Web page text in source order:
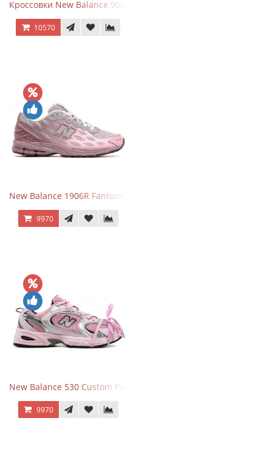
Кроссовки New Balance 9060 Triple Black
10570
New Balance 1906R Fantomfit Ice Wine
9970
New Balance 530 Custom Pink Silver розовые
9970